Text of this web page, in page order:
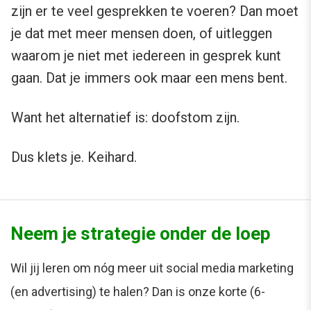
zijn er te veel gesprekken te voeren? Dan moet
je dat met meer mensen doen, of uitleggen
waarom je niet met iedereen in gesprek kunt
gaan. Dat je immers ook maar een mens bent.
Want het alternatief is: doofstom zijn.
Dus klets je. Keihard.
Neem je strategie onder de loep
Wil jij leren om nóg meer uit social media marketing
(en advertising) te halen? Dan is onze korte (6-